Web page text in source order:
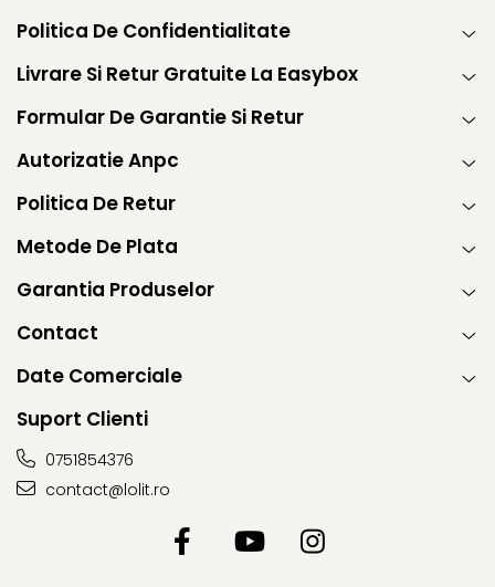
Politica De Confidentialitate
Livrare Si Retur Gratuite La Easybox
Formular De Garantie Si Retur
Autorizatie Anpc
Politica De Retur
Metode De Plata
Garantia Produselor
Contact
Date Comerciale
Suport Clienti
0751854376
contact@lolit.ro